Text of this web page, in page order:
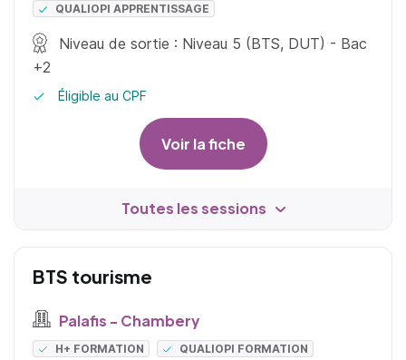
QUALIOPI APPRENTISSAGE
Niveau de sortie : Niveau 5 (BTS, DUT) - Bac
+2
Éligible au CPF
Voir la fiche
Toutes les sessions
BTS tourisme
Palafis - Chambery
H+ FORMATION QUALIOPI FORMATION